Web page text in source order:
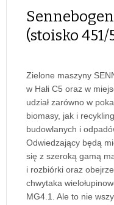
(stoisko 451/
Zielone maszyny
w Hałi C5 oraz w
udział zarówno w
biomasy, jak i
budowlanych i
Odwiedzający będą
się z szeroką gamą
i rozbiórki oraz
chwytaka
MG4.1. Ale to nie